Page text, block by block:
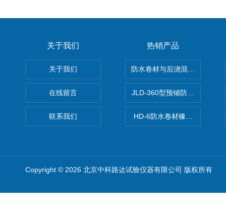
关于我们
关于我们
在线留言
联系我们
热销产品
防水卷材与后浇混凝土剥离强
JLD-360型预铺防水卷材抗冲
HD-6防水卷材橡胶测厚仪
Copyright © 2026 北京中科路达试验仪器有限公司 版权所有